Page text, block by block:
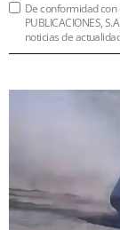
De conformidad con
PUBLICACIONES,
noticias de